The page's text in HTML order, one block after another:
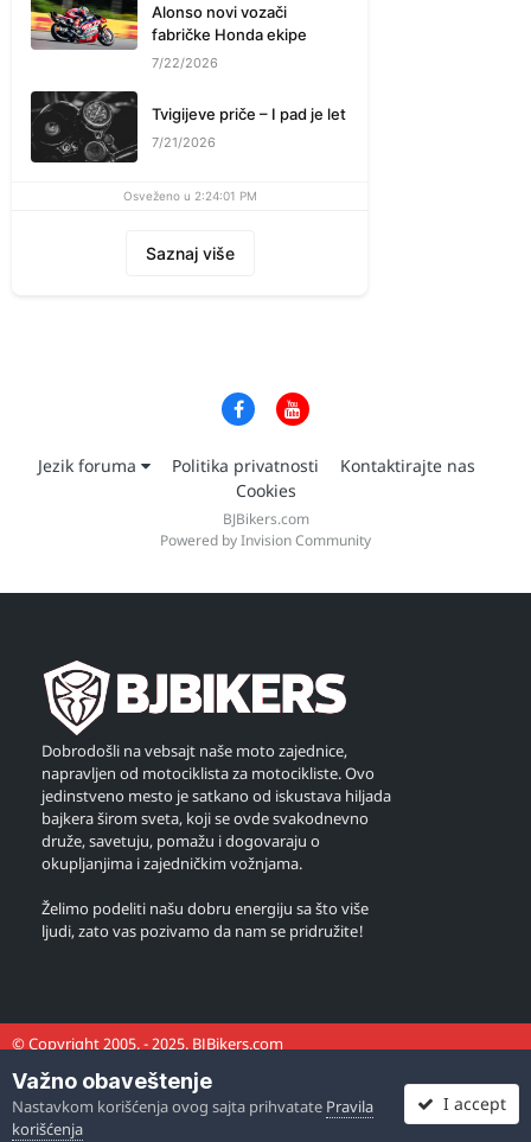
Alonso novi vozači
fabričke Honda ekipe
7/22/2026
Tvigijeve priče – I pad je let
7/21/2026
Osveženo u 2:24:01 PM
Saznaj više
Jezik foruma Politika privatnosti
Kontaktirajte nas
Cookies
BJBikers.com
Powered by Invision Community
Dobrodošli na vebsajt naše moto zajednice,
napravljen od motociklista za motocikliste. Ovo
jedinstveno mesto je satkano od iskustava hiljada
bajkera širom sveta, koji se ovde svakodnevno
druže, savetuju, pomažu i dogovaraju o
okupljanjima i zajedničkim vožnjama.
Želimo podeliti našu dobru energiju sa što više
ljudi, zato vas pozivamo da nam se pridružite!
© Copyright 2005. - 2025. BJBikers.com
Važno obaveštenje
Nastavkom korišćenja ovog sajta prihvatate Pravila
korišćenja
I accept